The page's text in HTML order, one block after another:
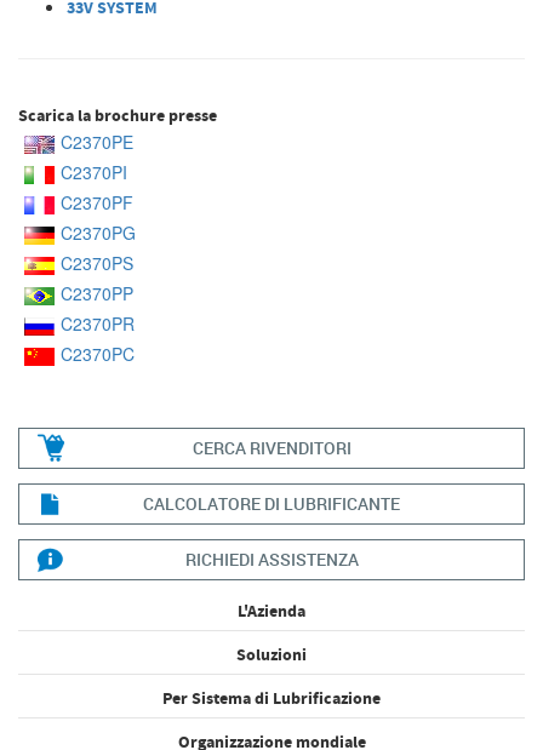
33V SYSTEM
Scarica la brochure presse
C2370PE
C2370PI
C2370PF
C2370PG
C2370PS
C2370PP
C2370PR
C2370PC
CERCA RIVENDITORI
CALCOLATORE DI LUBRIFICANTE
RICHIEDI ASSISTENZA
L'Azienda
Soluzioni
Per Sistema di Lubrificazione
Organizzazione mondiale